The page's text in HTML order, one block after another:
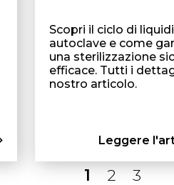
Scopri il ciclo di
autoclave e come
una sterilizzazione
efficace. Tutti i
nostro articolo.
Leggere
1 2 3